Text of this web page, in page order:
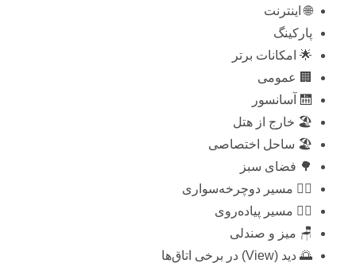
🌐 اینترنت
پارکینگ
🌟 امکانات برتر
🏢 عمومی
🛗 آسانسور
🏖️ خارج از هتل
🏖️ ساحل اختصاصی
🌳 فضای سبز
🚴‍♂️ مسیر دوچرخه‌سواری
🚶‍♂️ مسیر پیاده‌روی
🪑 میز و صندلی
🌅 دید (View) در برخی اتاق‌ها